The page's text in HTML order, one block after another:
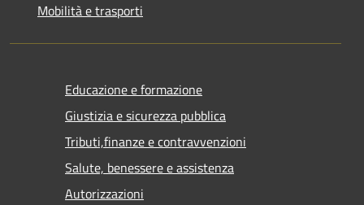
Mobilità e trasporti
Educazione e formazione
Giustizia e sicurezza pubblica
Tributi,finanze e contravvenzioni
Salute, benessere e assistenza
Autorizzazioni